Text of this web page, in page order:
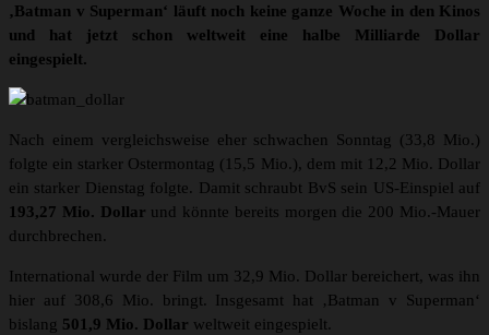
‚Batman v Superman‘ läuft noch keine ganze Woche in den Kinos
und hat jetzt schon weltweit eine halbe Milliarde Dollar
eingespielt.
Nach einem vergleichsweise eher schwachen Sonntag (33,8 Mio.)
folgte ein starker Ostermontag (15,5 Mio.), dem mit 12,2 Mio. Dollar
ein starker Dienstag folgte. Damit schraubt BvS sein US-Einspiel auf
193,27 Mio. Dollar und könnte bereits morgen die 200 Mio.-Mauer
durchbrechen.
International wurde der Film um 32,9 Mio. Dollar bereichert, was ihn
hier auf 308,6 Mio. bringt. Insgesamt hat ‚Batman v Superman‘
bislang 501,9 Mio. Dollar weltweit eingespielt.